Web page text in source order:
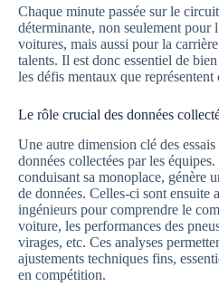
Chaque minute passée sur le
déterminante, non seulement pour
voitures, mais aussi pour la
talents. Il est donc essentiel de
les défis mentaux que représentent
Le rôle crucial des données
Une autre dimension clé des
données collectées par les
conduisant sa monoplace, génère
de données. Celles-ci sont ensuite
ingénieurs pour comprendre le
voiture, les performances des
virages, etc. Ces analyses
ajustements techniques fins,
en compétition.